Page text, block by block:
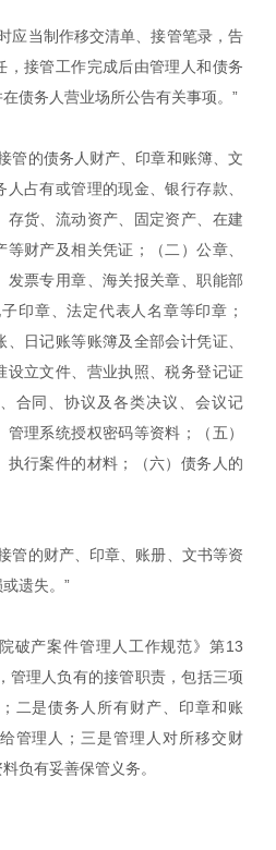
应当制作移交清单、接管笔录，告
，接管工作完成后由管理人和债务
债务人营业场所公告有关事项。”
管的债务人财产、印章和账簿、文
占有或管理的现金、银行存款、
存货、流动资产、固定资产、在建
财产及相关凭证；（二）公章、
发票专用章、海关报关章、职能部
印章、法定代表人名章等印章；
、日记账等账簿及全部会计凭证、
设立文件、营业执照、税务登记证
合同、协议及各类决议、会议记
理系统授权密码等资料；（五）
执行案件的材料；（六）债务人的
管的财产、印章、账册、文书等资
遗失。”
破产案件管理人工作规范》第13
管理人负有的接管职责，包括三项
二是债务人所有财产、印章和账
管理人；三是管理人对所移交财
负有妥善保管义务。